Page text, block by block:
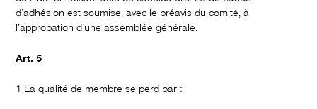
d’adhésion est soumise, avec le préavis du comité, à
l’approbation d’une assemblée générale.
Art. 5
1 La qualité de membre se perd par :